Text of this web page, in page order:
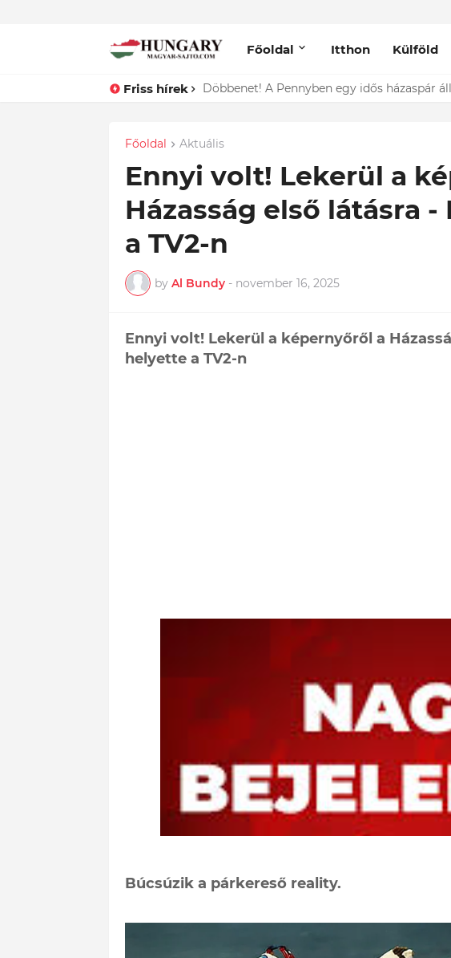
Főoldal Itthon Külföld
Friss hírek Lefotózták Oláh Ibolyát, amint épp vele
Főoldal Aktuális
Ennyi volt! Lekerül a
Házasság első látásra
a TV2-n
by Al Bundy - november 16, 2025
Ennyi volt! Lekerül a képernyőről a
helyette a TV2-n
Búcsúzik a párkereső reality.